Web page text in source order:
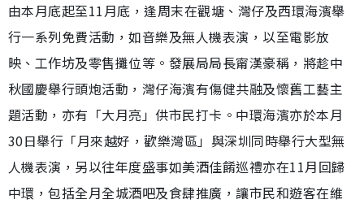
由本月底起至11月底，逢周末在觀塘、灣仔及西環海濱舉
行一系列免費活動，如音樂及無人機表演，以至電影放
映、工作坊及零售攤位等。發展局局長甯漢豪稱，將趁中
秋國慶舉行頭炮活動，灣仔海濱有傷健共融及懷舊工藝主
題活動，亦有「大月亮」供市民打卡。中環海濱亦於本月
30日舉行「月來越好，歡樂灣區」與深圳同時舉行大型無
人機表演，另以往年度盛事如美酒佳餚巡禮亦在11月回歸
中環，包括全月全城酒吧及食肆推廣，讓市民和遊客在維